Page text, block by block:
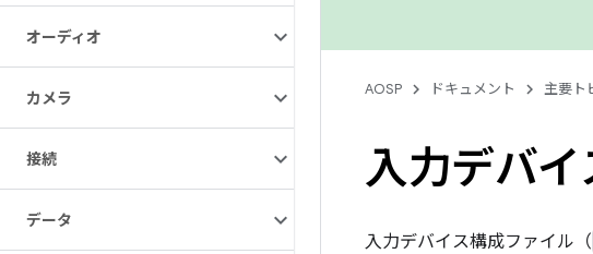
オーディオ
カメラ
接続
データ
AOSP ドキュメント 主要ト
入力デバ
入力デバイス構成ファイル（